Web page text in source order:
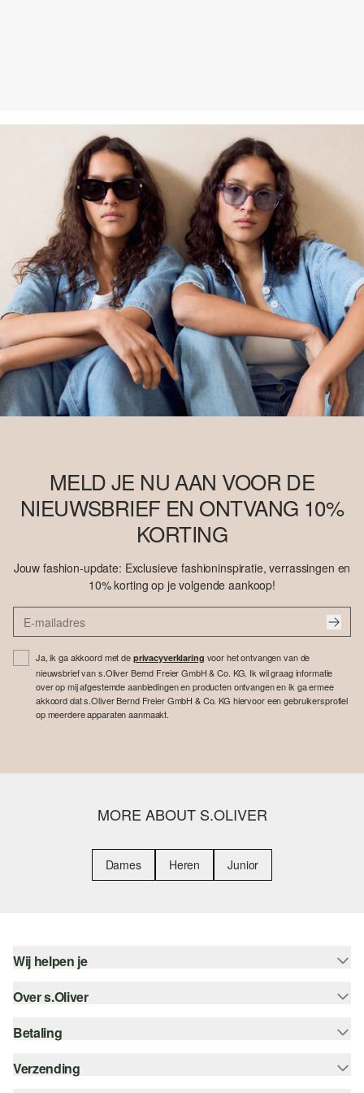
MELD JE NU AAN VOOR DE
NIEUWSBRIEF EN ONTVANG 10%
KORTING
Jouw fashion-update: Exclusieve fashioninspiratie, verrassingen en
10% korting op je volgende aankoop!
Ja, ik ga akkoord met de privacyverklaring voor het ontvangen van de
nieuwsbrief van s.Oliver Bernd Freier GmbH & Co. KG. Ik wil graag informatie
over op mij afgestemde aanbiedingen en producten ontvangen en ik ga ermee
akkoord dat s.Oliver Bernd Freier GmbH & Co. KG hiervoor een gebruikersprofiel
op meerdere apparaten aanmaakt.
MORE ABOUT S.OLIVER
Dames Heren Junior
Wij helpen je
Help - FAQ
Top categorieën
Over s.Oliver
Nieuwsbrief
Betaling
Koop op rekening
Verzending